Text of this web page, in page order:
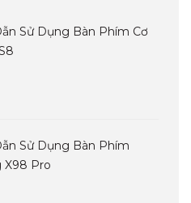
Sử Dụng Bàn Phím Cơ
Sử Dụng Bàn Phím
X98 Pro